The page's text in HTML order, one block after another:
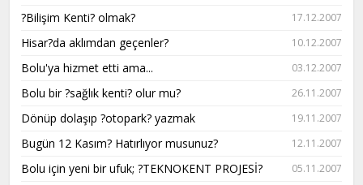
?Bilişim Kenti? olmak? 17.12.2007
Hisar?da aklımdan geçenler? 10.12.2007
Bolu'ya hizmet etti ama... 03.12.2007
Bolu bir ?sağlık kenti? olur mu? 26.11.2007
Dönüp dolaşıp ?otopark? yazmak 19.11.2007
Bugün 12 Kasım? Hatırlıyor musunuz? 12.11.2007
Bolu için yeni bir ufuk; ?TEKNOKENT PROJESİ? 05.11.2007